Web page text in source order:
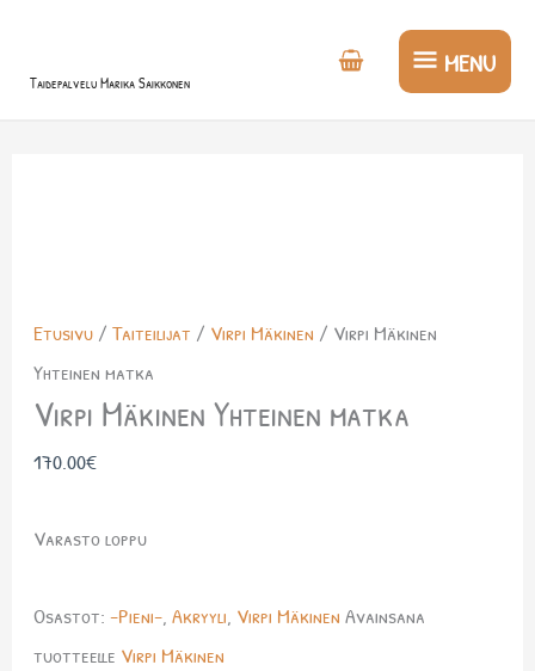
Taidepalvelu Marika Saikkonen
MENU
MENU
Etusivu/ Taiteilijat / Virpi Mäkinen / Virpi Mäkinen
Yhteinen matka
Virpi Mäkinen Yhteinen matka
170.00€
Varasto loppu
Osastot: -Pieni-, Akryyli, Virpi Mäkinen Avainsana
tuotteelle Virpi Mäkinen